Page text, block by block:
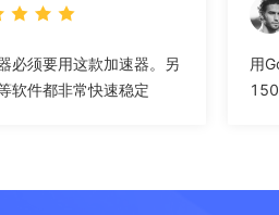
必须要用这款加速器。另
软件都非常快速稳定
用